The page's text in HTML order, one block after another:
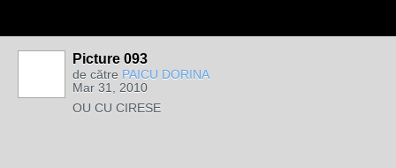
Picture 093
de către PAICU DORINA
Mar 31, 2010
OU CU CIRESE